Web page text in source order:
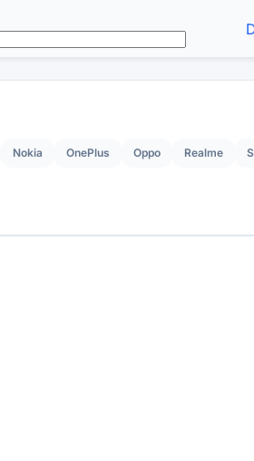
Nokia OnePlus Oppo Realme